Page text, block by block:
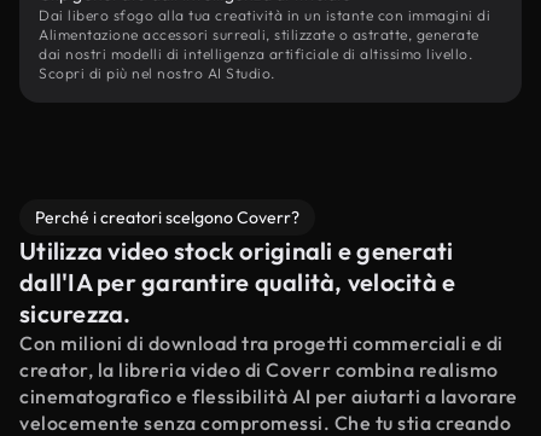
Dai libero sfogo alla tua creatività in un istante con immagini di
Alimentazione accessori surreali, stilizzate o astratte, generate
dai nostri modelli di intelligenza artificiale di altissimo livello.
Scopri di più nel nostro AI Studio.
Perché i creatori scelgono Coverr?
Utilizza video stock originali e generati
dall'IA per garantire qualità, velocità e
sicurezza.
Con milioni di download tra progetti commerciali e di
creator, la libreria video di Coverr combina realismo
cinematografico e flessibilità AI per aiutarti a lavorare
velocemente senza compromessi. Che tu stia creando